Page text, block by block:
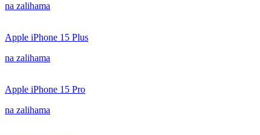
na zalihama
Apple iPhone 15 Plus
na zalihama
Apple iPhone 15 Pro
na zalihama